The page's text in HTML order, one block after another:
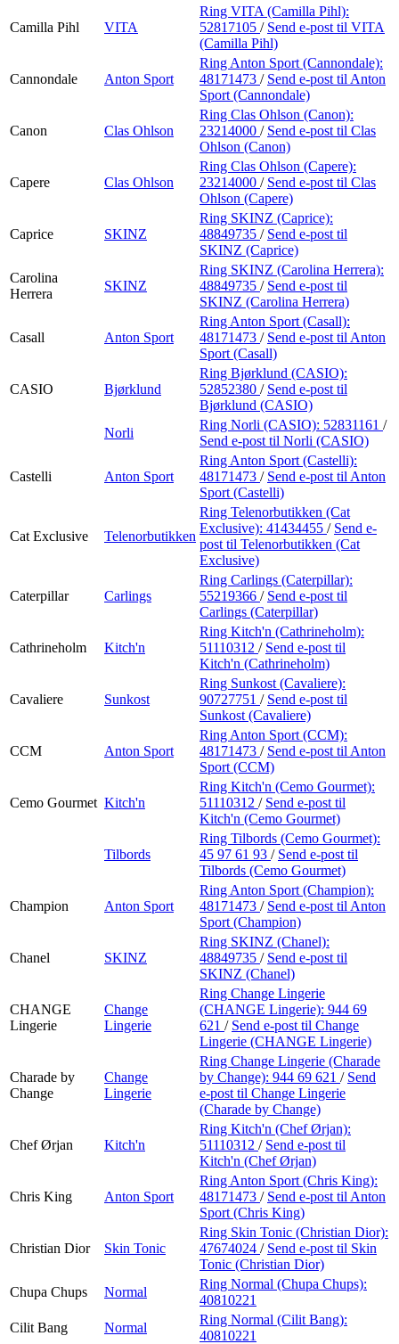
Camilla Pihl VITA
Ring VITA (Camilla Pihl):
52817105 / Send e-post til VITA
(Camilla Pihl)
Cannondale Anton Sport
Ring Anton Sport (Cannondale):
48171473 / Send e-post til Anton
Sport (Cannondale)
Canon Clas Ohlson
Ring Clas Ohlson (Canon):
23214000 / Send e-post til Clas
Ohlson (Canon)
Capere Clas Ohlson
Ring Clas Ohlson (Capere):
23214000 / Send e-post til Clas
Ohlson (Capere)
Caprice SKINZ
Ring SKINZ (Caprice):
48849735 / Send e-post til
SKINZ (Caprice)
Carolina
Herrera
SKINZ
Ring SKINZ (Carolina Herrera):
48849735 / Send e-post til
SKINZ (Carolina Herrera)
Casall Anton Sport
Ring Anton Sport (Casall):
48171473 / Send e-post til Anton
Sport (Casall)
CASIO Bjørklund
Ring Bjørklund (CASIO):
52852380 / Send e-post til
Bjørklund (CASIO)
Norli
Ring Norli (CASIO): 52831161 /
Send e-post til Norli (CASIO)
Castelli Anton Sport
Ring Anton Sport (Castelli):
48171473 / Send e-post til Anton
Sport (Castelli)
Cat Exclusive Telenorbutikken
Ring Telenorbutikken (Cat
Exclusive): 41434455 / Send e-
post til Telenorbutikken (Cat
Exclusive)
Caterpillar Carlings
Ring Carlings (Caterpillar):
55219366 / Send e-post til
Carlings (Caterpillar)
Cathrineholm Kitch'n
Ring Kitch'n (Cathrineholm):
51110312 / Send e-post til
Kitch'n (Cathrineholm)
Cavaliere Sunkost
Ring Sunkost (Cavaliere):
90727751 / Send e-post til
Sunkost (Cavaliere)
CCM Anton Sport
Ring Anton Sport (CCM):
48171473 / Send e-post til Anton
Sport (CCM)
Cemo Gourmet Kitch'n
Ring Kitch'n (Cemo Gourmet):
51110312 / Send e-post til
Kitch'n (Cemo Gourmet)
Tilbords
Ring Tilbords (Cemo Gourmet):
45 97 61 93 / Send e-post til
Tilbords (Cemo Gourmet)
Champion Anton Sport
Ring Anton Sport (Champion):
48171473 / Send e-post til Anton
Sport (Champion)
Chanel SKINZ
Ring SKINZ (Chanel):
48849735 / Send e-post til
SKINZ (Chanel)
CHANGE
Lingerie
Change
Lingerie
Ring Change Lingerie
(CHANGE Lingerie): 944 69
621 / Send e-post til Change
Lingerie (CHANGE Lingerie)
Charade by
Change
Change
Lingerie
Ring Change Lingerie (Charade
by Change): 944 69 621 / Send
e-post til Change Lingerie
(Charade by Change)
Chef Ørjan Kitch'n
Ring Kitch'n (Chef Ørjan):
51110312 / Send e-post til
Kitch'n (Chef Ørjan)
Chris King Anton Sport
Ring Anton Sport (Chris King):
48171473 / Send e-post til Anton
Sport (Chris King)
Christian Dior Skin Tonic
Ring Skin Tonic (Christian Dior):
47674024 / Send e-post til Skin
Tonic (Christian Dior)
Chupa Chups
Normal
Ring Normal (Chupa Chups):
40810221
Cilit Bang
Normal
Ring Normal (Cilit Bang):
40810221